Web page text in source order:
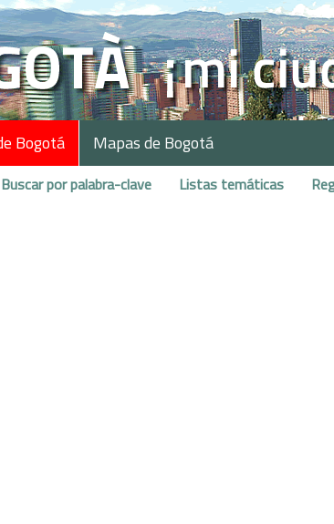
Bogotá Mapas de Bogotá
Buscar por palabra-clave Listas temáticas